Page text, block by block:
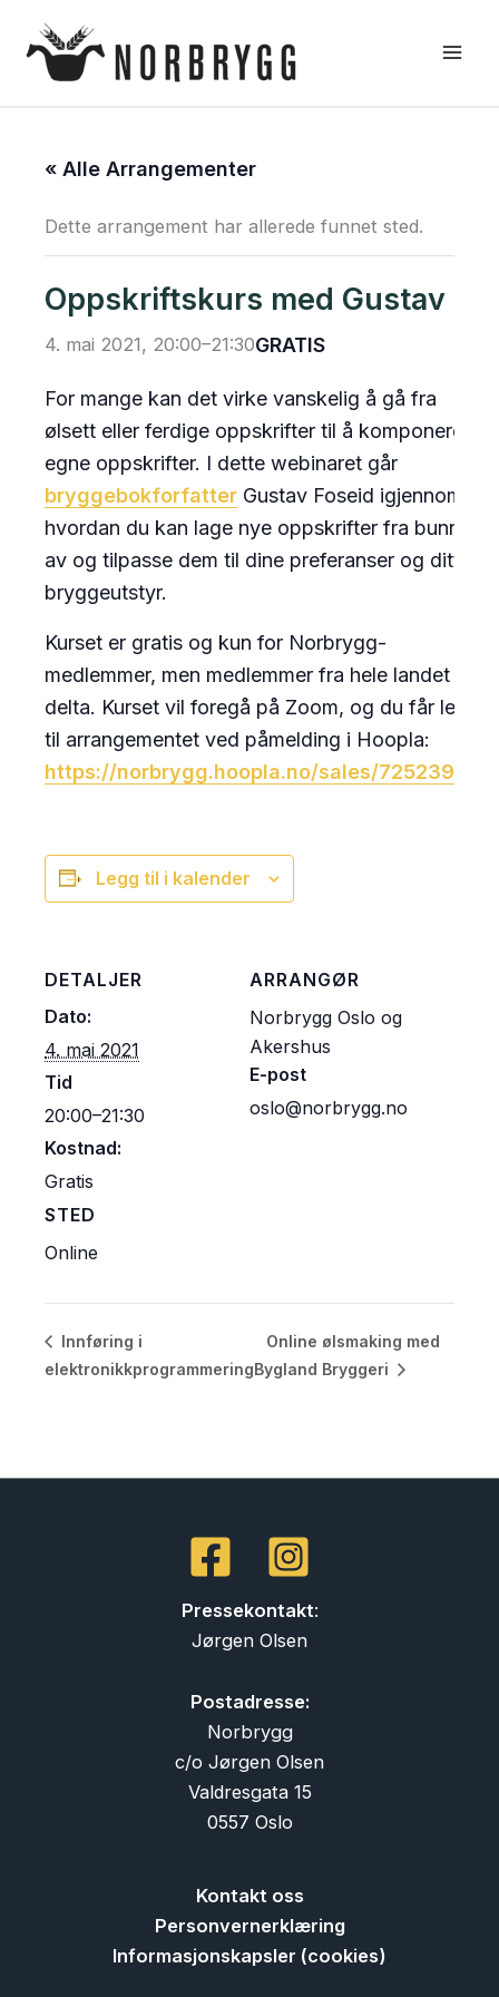
rett
« Alle Arrangementer
Dette arrangement har allerede funnet sted.
Oppskriftskurs med Gustav
4. mai 2021, 20:00–21:30GRATIS
For mange kan det virke vanskelig å gå fra
ølsett eller ferdige oppskrifter til å komponere
egne oppskrifter. I dette webinaret går
bryggebokforfatter Gustav Foseid igjennom
hvordan du kan lage nye oppskrifter fra bunnen
av og tilpasse dem til dine preferanser og ditt
bryggeutstyr.
Kurset er gratis og kun for Norbrygg-
medlemmer, men medlemmer fra hele landet kan
delta. Kurset vil foregå på Zoom, og du får lenke
til arrangementet ved påmelding i Hoopla:
https://norbrygg.hoopla.no/sales/725239477
Legg til i kalender
DETALJER
Dato:
4. mai 2021
Tid
20:00–21:30
Kostnad:
Gratis
STED
Online
ARRANGØR
Norbrygg Oslo og
Akershus
E-post
oslo@norbrygg.no
Innføring i
elektronikkprogrammering
Online ølsmaking med
Bygland Bryggeri
Pressekontakt:
Jørgen Olsen
Postadresse:
Norbrygg
c/o Jørgen Olsen
Valdresgata 15
0557 Oslo
Kontakt oss
Personvernerklæring
Informasjonskapsler (cookies)